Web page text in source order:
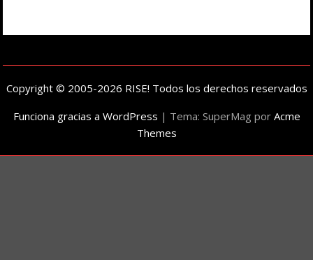
Copyright © 2005-2026 RISE! Todos los derechos reservados
Funciona gracias a WordPress | Tema: SuperMag por Acme
Themes